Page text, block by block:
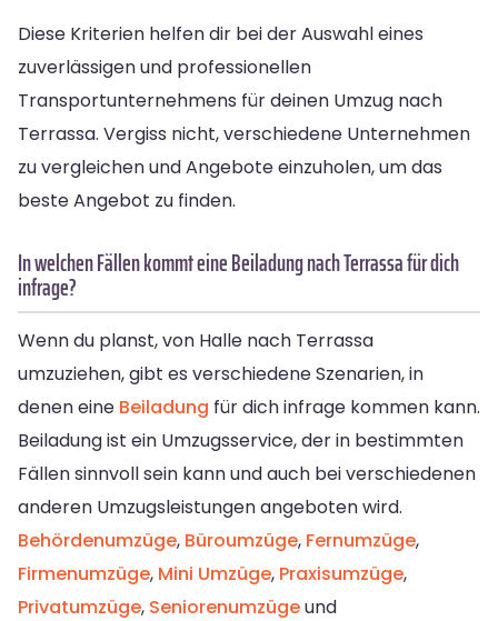
Diese Kriterien helfen dir bei der Auswahl eines
zuverlässigen und professionellen
Transportunternehmens für deinen Umzug nach
Terrassa. Vergiss nicht, verschiedene Unternehmen
zu vergleichen und Angebote einzuholen, um das
beste Angebot zu finden.
In welchen Fällen kommt eine Beiladung nach Terrassa für dich
infrage?
Wenn du planst, von Halle nach Terrassa
umzuziehen, gibt es verschiedene Szenarien, in
denen eine Beiladung für dich infrage kommen kann.
Beiladung ist ein Umzugsservice, der in bestimmten
Fällen sinnvoll sein kann und auch bei verschiedenen
anderen Umzugsleistungen angeboten wird.
Behördenumzüge, Büroumzüge, Fernumzüge,
Firmenumzüge, Mini Umzüge, Praxisumzüge,
Privatumzüge, Seniorenumzügeund